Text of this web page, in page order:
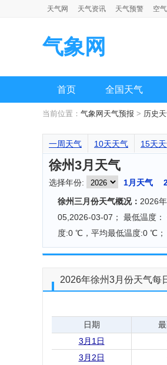
天气网 天气资讯 天气预警 空
气象网
首页 全国天气
当前位置： 气象网天气预报 > 历史
一周天气 10天天气 15天
徐州3月天气
选择年份: 1月天气
徐州三月份天气概况： 2026
05,2026-03-07； 最低温度：
度:0 ℃，平均最低温度:0 ℃；
2026年徐州3月份天气每
日期
3月1日
3月2日